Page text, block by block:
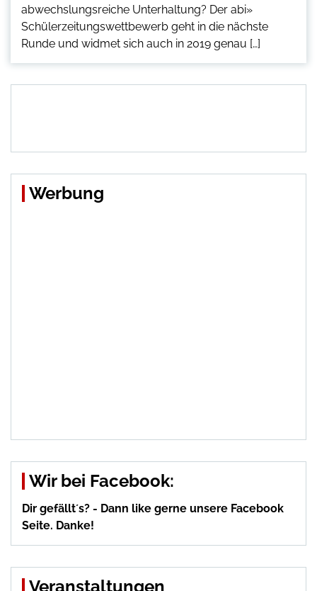
abwechslungsreiche Unterhaltung? Der abi»
Schülerzeitungswettbewerb geht in die nächste
Runde und widmet sich auch in 2019 genau […]
Werbung
Wir bei Facebook:
Dir gefällt´s? - Dann like gerne unsere Facebook
Seite. Danke!
Veranstaltungen